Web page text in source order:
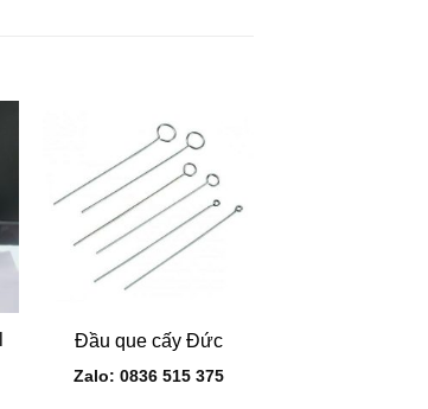
Đầu que cấy Đức
Zalo: 0836 515 375